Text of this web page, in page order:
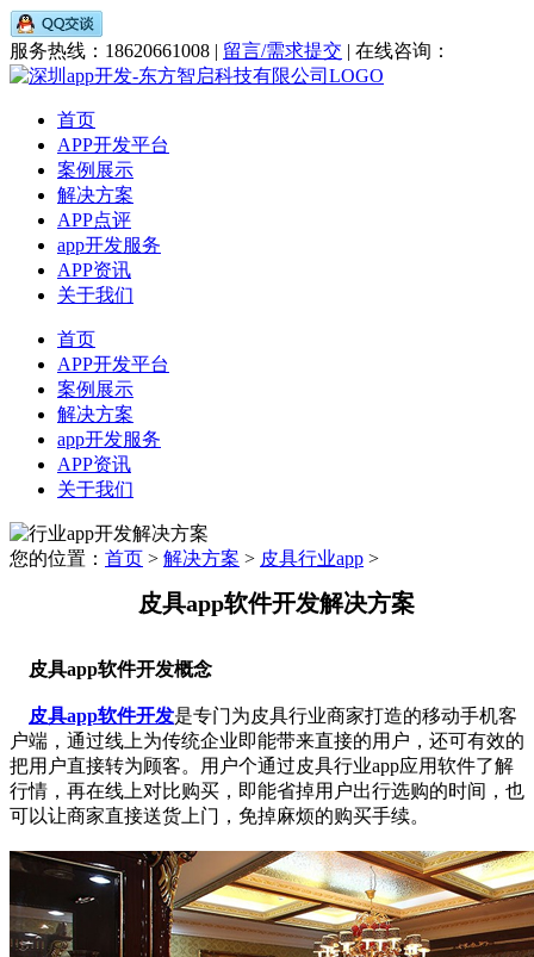
服务热线：18620661008 | 留言/需求提交 | 在线咨询：
首页
APP开发平台
案例展示
解决方案
APP点评
app开发服务
APP资讯
关于我们
首页
APP开发平台
案例展示
解决方案
app开发服务
APP资讯
关于我们
您的位置： 首页 > 解决方案 > 皮具行业app >
皮具app软件开发解决方案
皮具app软件开发概念
皮具app软件开发是专门为皮具行业商家打造的移动手机客
户端，通过线上为传统企业即能带来直接的用户，还可有效的
把用户直接转为顾客。用户个通过皮具行业app应用软件了解
行情，再在线上对比购买，即能省掉用户出行选购的时间，也
可以让商家直接送货上门，免掉麻烦的购买手续。